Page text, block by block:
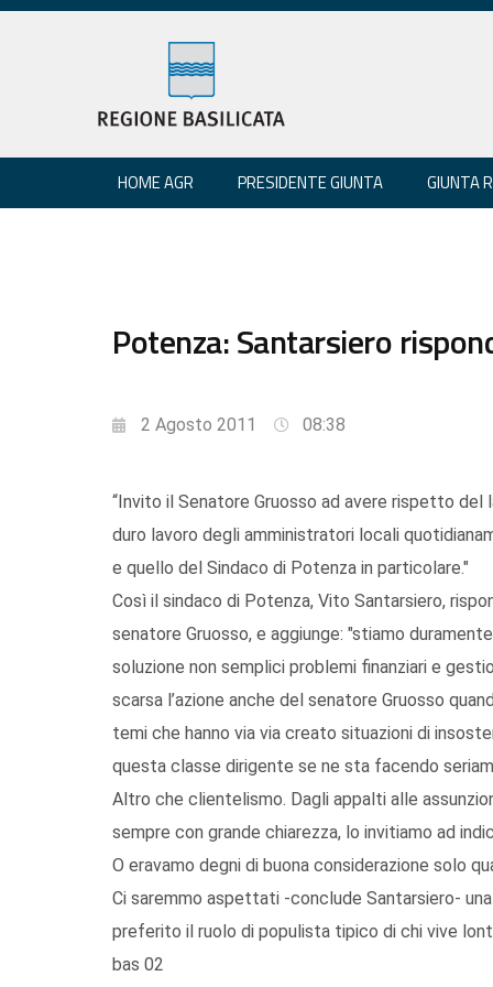
HOME AGR PRESIDENTE GIUNTA GIUNTA
Potenza: Santarsiero
2 Agosto 2011 08:38
“Invito il Senatore Gruosso ad avere rispetto
duro lavoro degli amministratori locali
e quello del Sindaco di Potenza in particolare."
Così il sindaco di Potenza, Vito Santarsiero,
senatore Gruosso, e aggiunge: "stiamo
soluzione non semplici problemi finanziari e
scarsa l’azione anche del senatore Gruosso
temi che hanno via via creato situazioni di
questa classe dirigente se ne sta facendo
Altro che clientelismo. Dagli appalti alle
sempre con grande chiarezza, lo invitiamo ad
O eravamo degni di buona considerazione solo
Ci saremmo aspettati -conclude Santarsiero-
preferito il ruolo di populista tipico di chi vive
bas 02